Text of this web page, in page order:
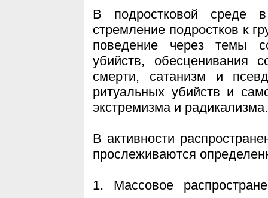
В подростковой среде
стремление подростков к
поведение через темы
убийств, обесценивания
смерти, сатанизм и
ритуальных убийств и
экстремизма и радикализма.
В активности
прослеживаются
1. Массовое